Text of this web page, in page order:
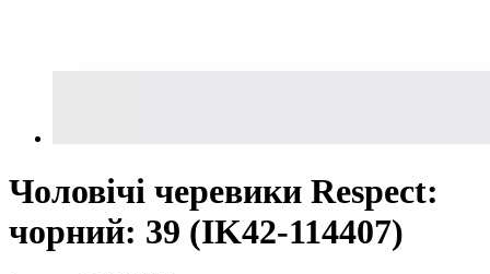
Чоловічі черевики Respect:
чорний: 39 (IK42-114407)